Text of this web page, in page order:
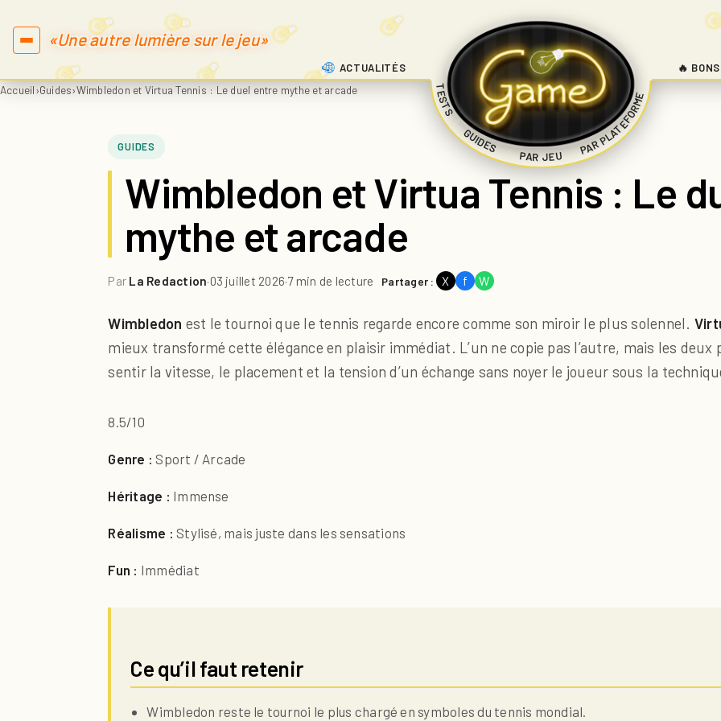
«Une autre lumière sur le jeu»
ACTUALITÉS
TESTS
GUIDES
PAR JEU PAR PLATEFORME
|
| |
🔥
Accueil›Guides›Wimbledon et Virtua Tennis : Le duel entre mythe et arcade
GUIDES
Wimbledon et Virtua Tennis : Le
mythe et arcade
Par La Redaction·03 juillet 2026·7 min de lecture Partager : X f W
Wimbledon est le tournoi que le tennis regarde encore comme son miroir le plus solennel.
mieux transformé cette élégance en plaisir immédiat. L’un ne copie pas l’autre, mais les
sentir la vitesse, le placement et la tension d’un échange sans noyer le joueur sous la
8.5/10
Genre : Sport / Arcade
Héritage : Immense
Réalisme : Stylisé, mais juste dans les sensations
Fun : Immédiat
Ce qu’il faut retenir
Wimbledon reste le tournoi le plus chargé en symboles du tennis mondial.